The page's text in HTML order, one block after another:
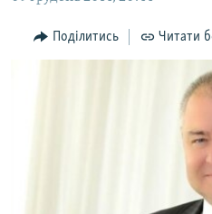
навігації
Перейти
БЛОГИ
ПОГЛЯДПоділитись Читати